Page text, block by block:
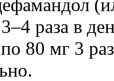
раза в
80 мг 3